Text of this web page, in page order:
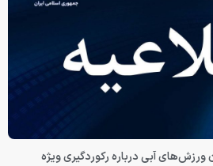
ورزش‌های آبی درباره رکوردگیری ویژه